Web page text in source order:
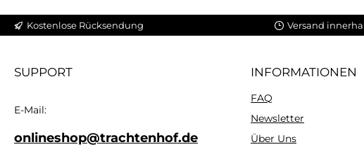
Kostenlose Rücksendung Versand
SUPPORT
E-Mail:
onlineshop@trachtenhof.de
INFORMATIONEN
FAQ
Newsletter
Über Uns